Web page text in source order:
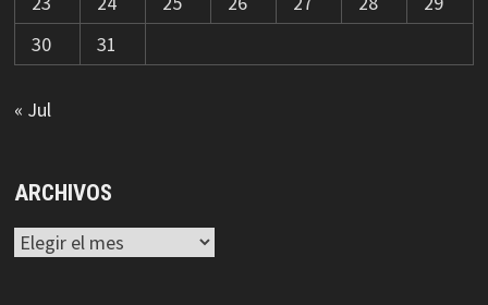
30
31
« Jul
ARCHIVOS
Archivos